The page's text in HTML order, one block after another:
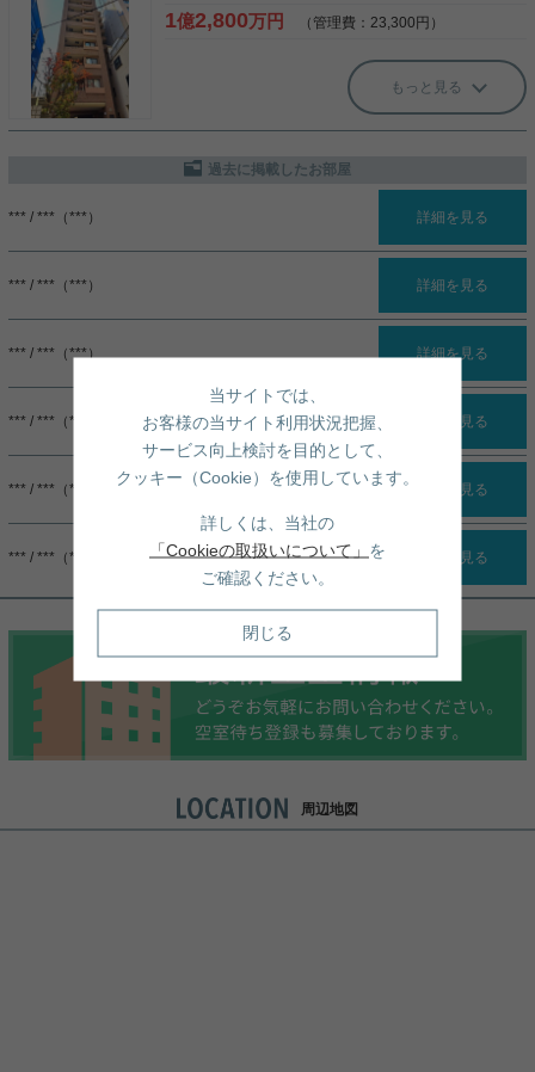
1億2,800万円 （管理費：23,300円）
もっと見る
過去に掲載したお部屋
*** / ***（***） 詳細を見る
*** / ***（***） 詳細を見る
*** / ***（***） 詳細を見る
*** / ***（***） 詳細を見る
*** / ***（***） 詳細を見る
*** / ***（***） 詳細を見る
周辺地図
当サイトでは、
お客様の当サイト利用状況把握、
サービス向上検討を目的として、
クッキー（Cookie）を使用しています。
詳しくは、当社の
「Cookieの取扱いについて」 を
ご確認ください。
閉じる